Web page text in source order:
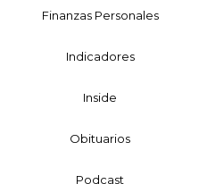
Finanzas Personales
Indicadores
Inside
Obituarios
Podcast